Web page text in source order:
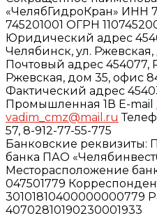
«ЧелябГидроКран» ИНН
745201001 ОГРН
Юридический адрес
Челябинск, ул.
Почтовый адрес 454077,
Ржевская, дом 35, офис
Фактический адрес
Промышленная 1В E-mail
vadim_cmz@mail.ru
57, 8-912-77-55-775
Банковские реквизиты:
банка ПАО
Месторасположение
047501779
30101810400000000779
40702810190230001933